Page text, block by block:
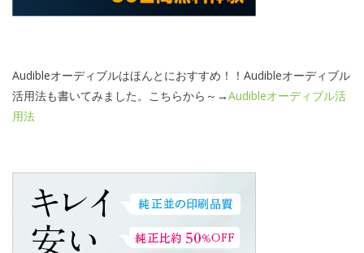
Audibleオーディブルはほんとにおすすめ！！Audibleオーディブル
活用法も書いてみました。こちらから～→Audibleオーディブル活
用法